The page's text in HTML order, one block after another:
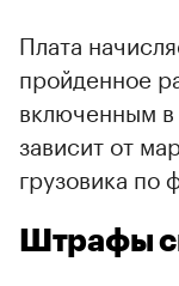
Плата
пройденное
включенным
зависит от
грузовика по
Штрафы